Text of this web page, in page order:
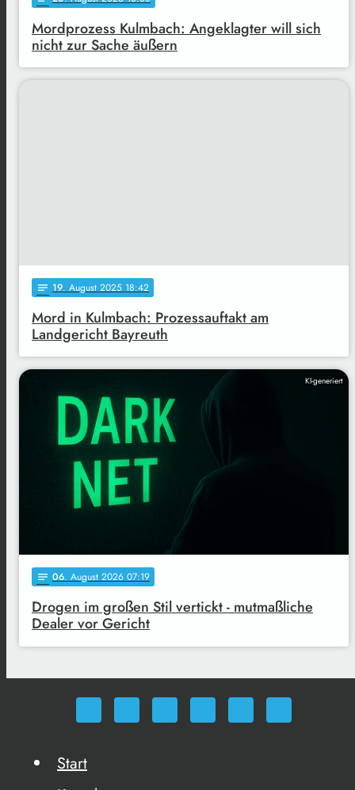
Mordprozess Kulmbach: Angeklagter will sich
nicht zur Sache äußern
notes 19. August 2025 18:42
Mord in Kulmbach: Prozessauftakt am
Landgericht Bayreuth
KI-generiert
notes 06. August 2026 07:19
Drogen im großen Stil vertickt - mutmaßliche
Dealer vor Gericht
Start